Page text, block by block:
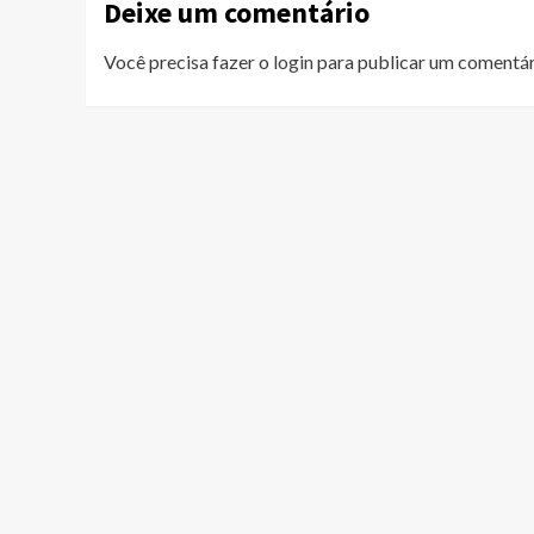
Deixe um comentário
Você precisa fazer o loginpara publicar um